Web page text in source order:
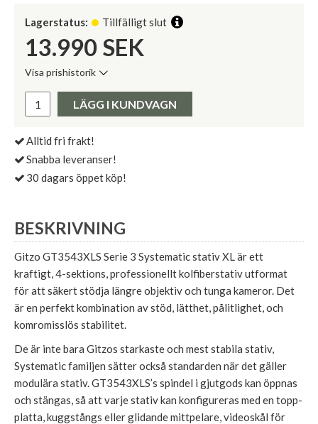
Lagerstatus: Tillfälligt slut
13.990 SEK
Visa prishistorik
Pris:
LÄGG I KUNDVAGN
Alltid fri frakt!
Snabba leveranser!
30 dagars öppet köp!
BESKRIVNING
Gitzo GT3543XLS Serie 3 Systematic stativ XL är ett
kraftigt, 4-sektions, professionellt kolfiberstativ utformat
för att säkert stödja längre objektiv och tunga kameror. Det
är en perfekt kombination av stöd, lätthet, pålitlighet, och
komromisslös stabilitet.
De är inte bara Gitzos starkaste och mest stabila stativ,
Systematic familjen sätter också standarden när det gäller
modulära stativ. GT3543XLS’s spindel i gjutgods kan öppnas
och stängas, så att varje stativ kan konfigureras med en topp-
platta, kuggstångs eller glidande mittpelare, videoskål för